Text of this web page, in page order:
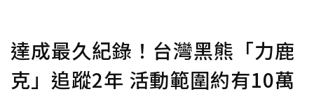
達成最久紀錄！台灣黑熊「力鹿
克」追蹤2年 活動範圍約有10萬